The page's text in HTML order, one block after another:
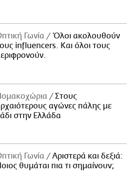
Γωνία
Όλοι ακολουθούν
influencers. Και όλοι τους
Στους
αγώνες πάλης με
στην Ελλάδα
Γωνία
Αριστερά και δεξιά:
Ποιος θυμάται πια τι σημαίνουν;